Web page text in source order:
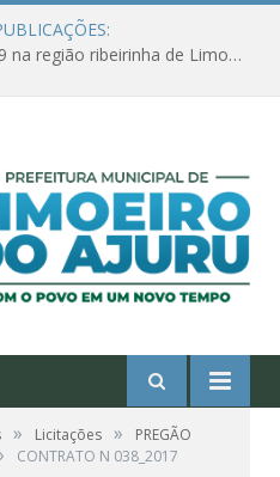
Ações de combate à Covid-19 na região ribeirinha de Limoeiro do Ajuru continuam
» Licitações »
PREGÃO
CONTRATO N 038_2017